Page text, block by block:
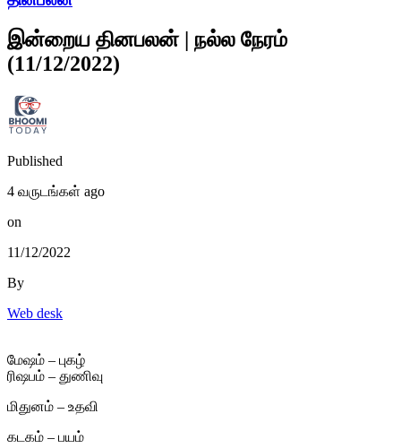
இன்றைய தினபலன் | நல்ல நேரம்
(11/12/2022)
Published
4 வருடங்கள் ago
on
11/12/2022
By
Web desk
மேஷம் – புகழ்
ரிஷபம் – துணிவு
மிதுனம் – உதவி
கடகம் – பயம்